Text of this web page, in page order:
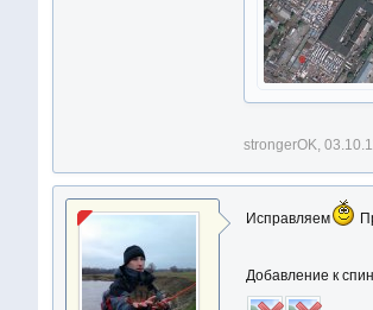
strongerOK,
Исправляем
Добавление к